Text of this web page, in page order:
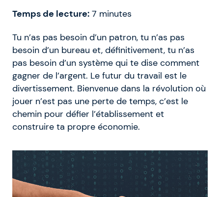
Temps de lecture: 7 minutes
Tu n’as pas besoin d’un patron, tu n’as pas
besoin d’un bureau et, définitivement, tu n’as
pas besoin d’un système qui te dise comment
gagner de l’argent. Le futur du travail est le
divertissement. Bienvenue dans la révolution où
jouer n’est pas une perte de temps, c’est le
chemin pour défier l’établissement et
construire ta propre économie.